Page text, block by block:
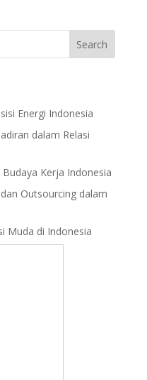
Search
Energi Indonesia
dalam Relasi
Kerja Indonesia
Outsourcing dalam
Muda di Indonesia